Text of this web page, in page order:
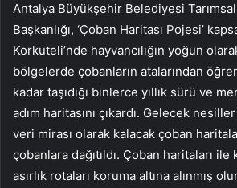
Antalya Büyükşehir Belediyesi
Başkanlığı, ‘Çoban Haritası Pojesi’
Korkuteli’nde hayvancılığın yoğun
bölgelerde çobanların atalarından
kadar taşıdığı binlerce yıllık sürü ve
adım haritasını çıkardı. Gelecek
veri mirası olarak kalacak çoban
çobanlara dağıtıldı. Çoban haritaları ile
asırlık rotaları koruma altına alınmış